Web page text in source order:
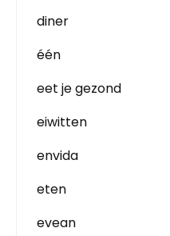
diner
één
eet je gezond
eiwitten
envida
eten
evean